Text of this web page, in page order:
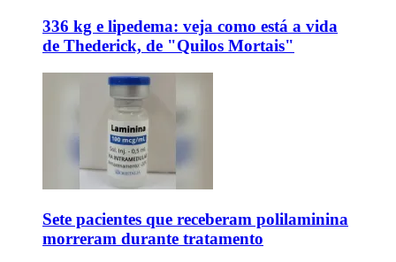
336 kg e lipedema: veja como está a vida
de Thederick, de "Quilos Mortais"
Sete pacientes que receberam polilaminina
morreram durante tratamento